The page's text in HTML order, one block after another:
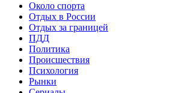
Около спорта
Отдых в России
Отдых за границей
ПДД
Политика
Происшествия
Психология
Рынки